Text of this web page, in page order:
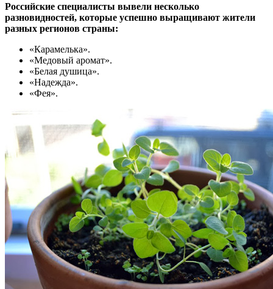
Российские специалисты вывели несколько
разновидностей, которые успешно выращивают жители
разных регионов страны:
«Карамелька».
«Медовый аромат».
«Белая душица».
«Надежда».
«Фея».